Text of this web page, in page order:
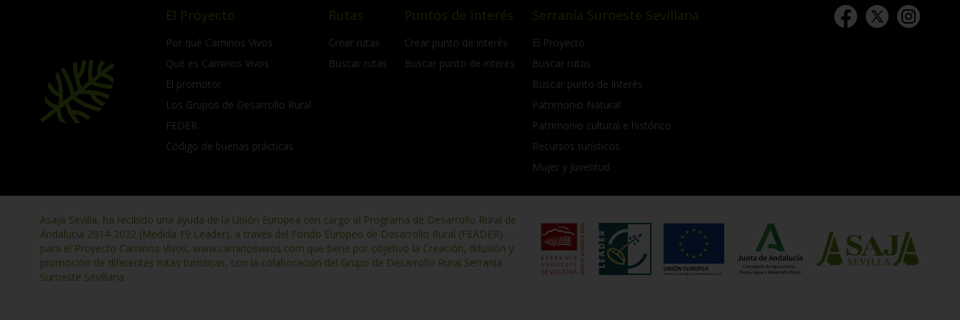
El Proyecto
Por qué Caminos Vivos
Qué es Caminos Vivos
El promotor
Los Grupos de Desarrollo Rural
FEDER
Código de buenas prácticas
Rutas
Crear rutas
Buscar rutas
Puntos de interés
Crear punto de interés
Buscar punto de interés
Serranía Suroeste Sevillana
El Proyecto
Buscar rutas
Buscar punto de interés
Patrimonio Natural
Patrimonio cultural e histórico
Recursos turísticos
Mujer y Juventud
Asaja Sevilla, ha recibido una ayuda de la Unión Europea con cargo al Programa de Desarrollo Rural de
Andalucía 2014-2022 (Medida 19 Leader), a través del Fondo Europeo de Desarrollo Rural (FEADER)
para el Proyecto Caminos Vivos, www.caminosvivos.com que tiene por objetivo la Creación, difusión y
promoción de diferentes rutas turísticas, con la colaboración del Grupo de Desarrollo Rural Serranía
Suroeste Sevillana